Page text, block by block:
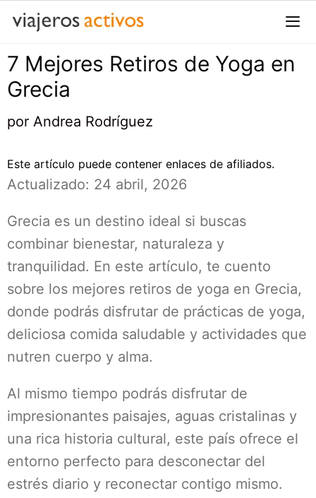
Saltar
contenido
7 Mejores Retiros de Yoga en
Grecia
por Andrea Rodríguez
Este artículo puede contener enlaces de afiliados.
Actualizado: 24 abril, 2026
Grecia es un destino ideal si buscas
combinar bienestar, naturaleza y
tranquilidad. En este artículo, te cuento
sobre los mejores retiros de yoga en Grecia,
donde podrás disfrutar de prácticas de yoga,
deliciosa comida saludable y actividades que
nutren cuerpo y alma.
Al mismo tiempo podrás disfrutar de
impresionantes paisajes, aguas cristalinas y
una rica historia cultural, este país ofrece el
entorno perfecto para desconectar del
estrés diario y reconectar contigo mismo.